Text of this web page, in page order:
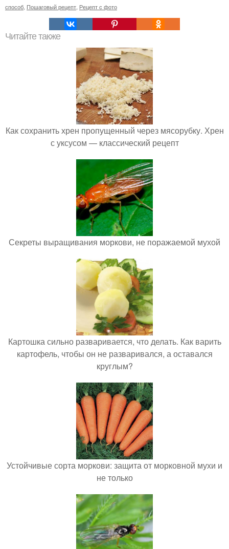
способ Пошаговый рецепт Рецепт с фото
Читайте также
Как сохранить хрен пропущенный через мясорубку. Хрен
с уксусом — классический рецепт
Секреты выращивания моркови, не поражаемой мухой
Картошка сильно разваривается, что делать. Как варить
картофель, чтобы он не разваривался, а оставался
круглым?
Устойчивые сорта моркови: защита от морковной мухи и
не только